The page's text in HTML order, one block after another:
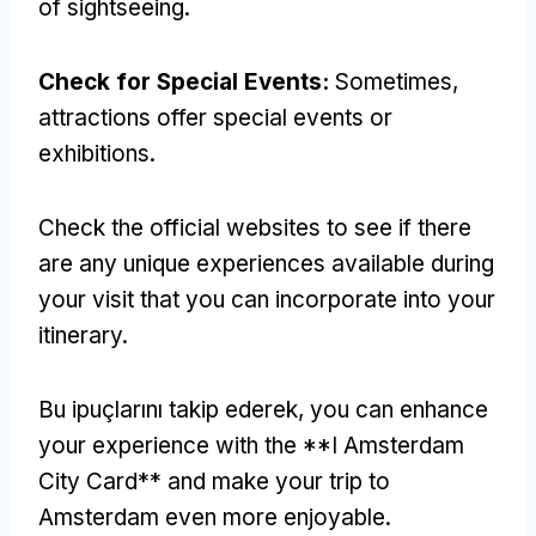
of sightseeing.
Check for Special Events: Sometimes,
attractions offer special events or
exhibitions.
Check the official websites to see if there
are any unique experiences available during
your visit that you can incorporate into your
itinerary.
Bu ipuçlarını takip ederek, you can enhance
your experience with the **I Amsterdam
City Card** and make your trip to
Amsterdam even more enjoyable.